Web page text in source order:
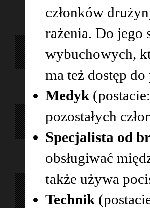
członków
rażenia. Do jego
wybuchowych,
ma też dostęp
Medyk (postacie:
pozostałych
Specjalista od
obsługiwać
także używa
Technik